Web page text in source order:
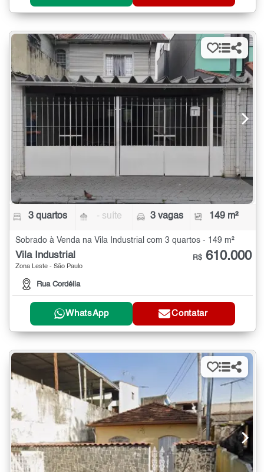
3 quartos - suíte 3 vagas 149 m²
Sobrado à Venda na Vila Industrial com 3 quartos - 149 m²
Vila Industrial
Zona Leste - São Paulo
Rua Cordélia
R$ 610.000
WhatsApp Contatar